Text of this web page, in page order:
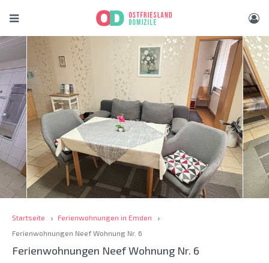
Startseite
Ferienwohnungen in Emden
Ferienwohnungen Neef Wohnung Nr. 6
Ferienwohnungen Neef Wohnung Nr. 6